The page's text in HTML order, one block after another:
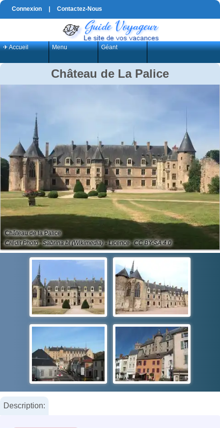
Connexion Contactez-Nous
✈ Accueil Menu Géant
Château de La Palice
Château de la Palice
Crédit Photo : Sabrina bl (Wikimedia) - Licence : CC BY-SA 4.0
Description: